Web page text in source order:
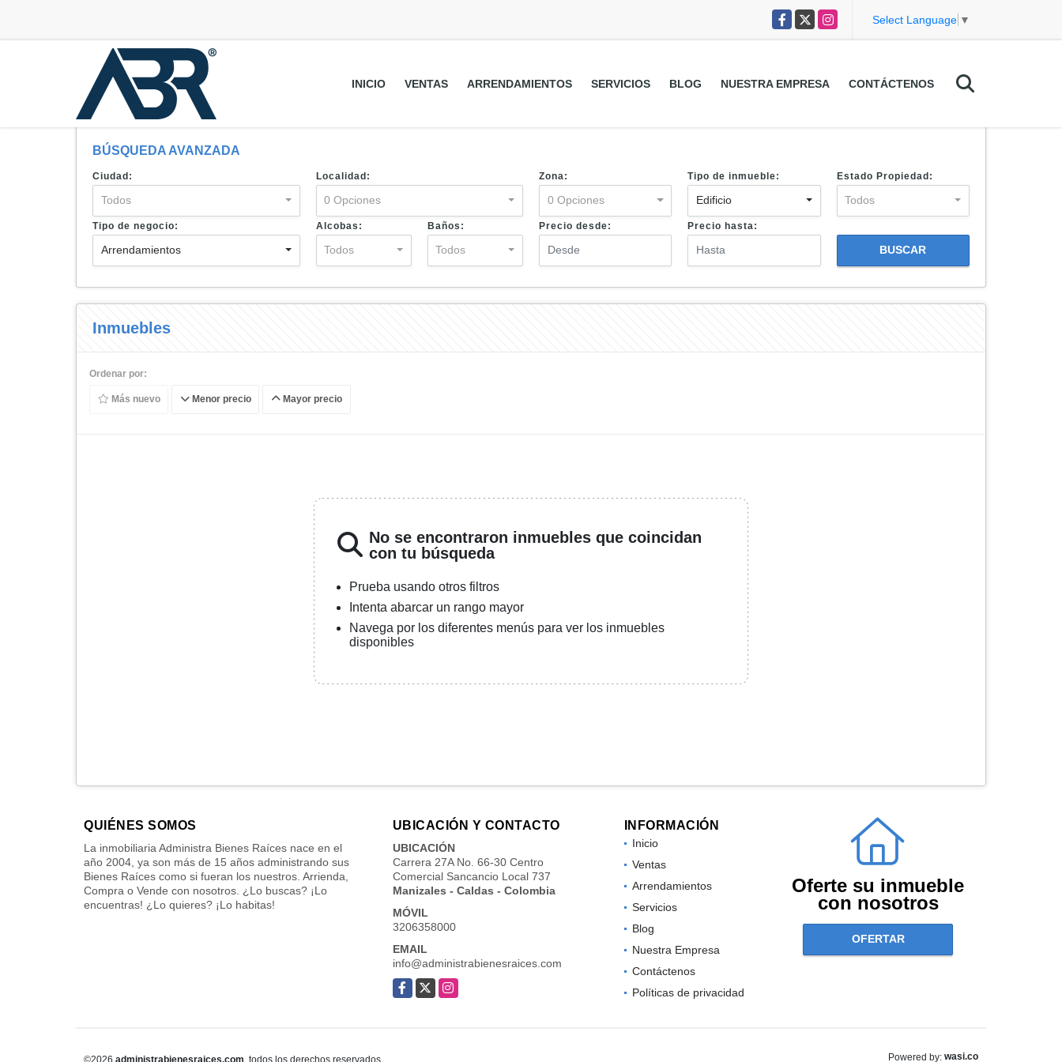
Facebook
X Instagram Select Language ▼
INICIO VENTAS ARRENDAMIENTOS SERVICIOS BLOG NUESTRA EMPRESA CONTÁCTENOS
BÚSQUEDA AVANZADA
Ciudad:
Todos
Localidad:
0 Opciones
Zona:
0 Opciones
Tipo de inmueble:
Edificio
Estado Propiedad:
Todos
Tipo de negocio:
Arrendamientos
Alcobas:
Todos
Baños:
Todos
Precio desde: Precio hasta:
BUSCAR
Inmuebles
Ordenar por:
Más nuevo Menor precio Mayor precio
No se encontraron inmuebles que coincidan
con tu búsqueda
Prueba usando otros filtros
Intenta abarcar un rango mayor
Navega por los diferentes menús para ver los inmuebles
disponibles
QUIÉNES SOMOS
La inmobiliaria Administra Bienes Raíces nace en el
año 2004, ya son más de 15 años administrando sus
Bienes Raíces como si fueran los nuestros. Arrienda,
Compra o Vende con nosotros. ¿Lo buscas? ¡Lo
encuentras! ¿Lo quieres? ¡Lo habitas!
UBICACIÓN Y CONTACTO
UBICACIÓN
Carrera 27A No. 66-30 Centro
Comercial Sancancio Local 737
Manizales - Caldas - Colombia
MÓVIL
3206358000
EMAIL
info@administrabienesraices.com
Facebook
X Instagram
INFORMACIÓN
Inicio
Ventas
Arrendamientos
Servicios
Blog
Nuestra Empresa
Contáctenos
Políticas de privacidad
Oferte su inmueble
con nosotros
OFERTAR
©2026 administrabienesraices.com , todos los derechos reservados. Powered by: wasi.co